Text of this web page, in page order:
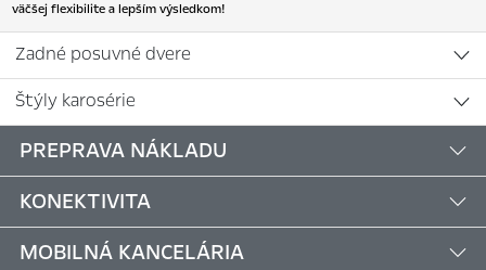
väčšej flexibilite a lepším výsledkom!
Zadné posuvné dvere
Štýly karosérie
PREPRAVA NÁKLADU
KONEKTIVITA
MOBILNÁ KANCELÁRIA